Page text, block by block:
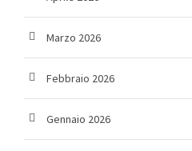
Marzo 2026
Febbraio 2026
Gennaio 2026